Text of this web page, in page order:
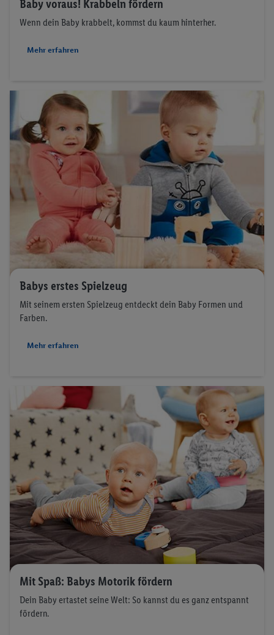
Baby voraus! Krabbeln fördern
Wenn dein Baby krabbelt, kommst du kaum hinterher.
Mehr erfahren
Babys erstes Spielzeug
Mit seinem ersten Spielzeug entdeckt dein Baby Formen und
Farben.
Mehr erfahren
Mit Spaß: Babys Motorik fördern
Dein Baby ertastet seine Welt: So kannst du es ganz entspannt
fördern.